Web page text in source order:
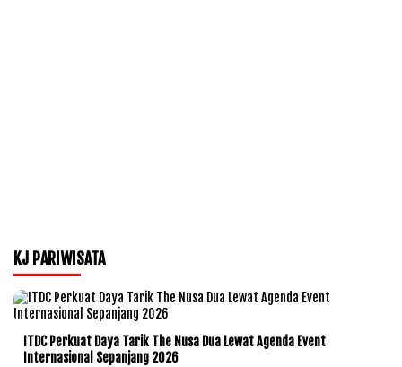
KJ PARIWISATA
ITDC Perkuat Daya Tarik The Nusa Dua Lewat Agenda Event
Internasional Sepanjang 2026